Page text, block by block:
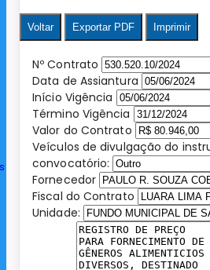
Voltar Exportar PDF Imprimir
Nº Contrato
Data de Assiantura
Início Vigência
Término Vigência
Valor do Contrato
Veículos de divulgação do
convocatório:
Fornecedor
Fiscal do Contrato
Unidade: